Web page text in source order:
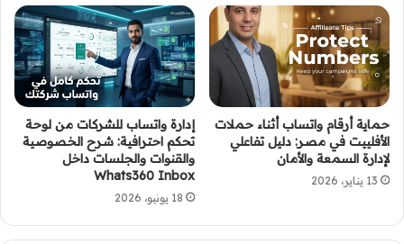
حماية أرقام واتساب أثناء حملات
الأفلييت في مصر: دليل تفاعلي
لإدارة السمعة والأمان
13 يناير، 2026
إدارة واتساب للشركات من لوحة
تحكم احترافية: شرح الخصوصية
والقنوات والجلسات داخل
Whats360 Inbox
18 يونيو، 2026